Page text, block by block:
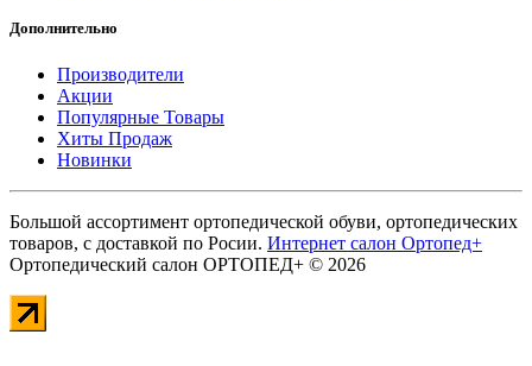
Дополнительно
Производители
Акции
Популярные Товары
Хиты Продаж
Новинки
Большой ассортимент ортопедической обуви, ортопедических
товаров, с доставкой по Росии. Интернет салон Ортопед+
Ортопедический салон ОРТОПЕД+ © 2026